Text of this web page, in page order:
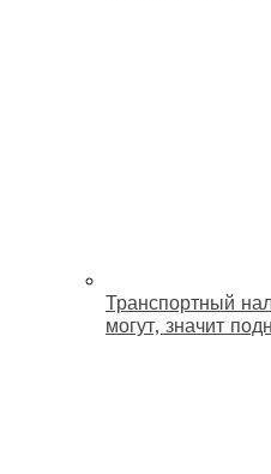
Транспортный
могут, значит